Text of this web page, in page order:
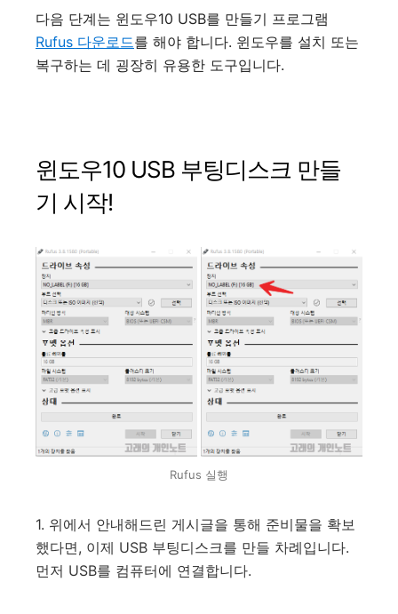
다음 단계는 윈도우10 USB를 만들기 프로그램
Rufus 다운로드를 해야 합니다. 윈도우를 설치 또는
복구하는 데 굉장히 유용한 도구입니다.
윈도우10 USB 부팅디스크 만들
기 시작!
Rufus 실행
1. 위에서 안내해드린 게시글을 통해 준비물을 확보
했다면, 이제 USB 부팅디스크를 만들 차례입니다.
먼저 USB를 컴퓨터에 연결합니다.